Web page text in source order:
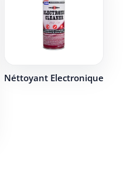
Néttoyant Electronique